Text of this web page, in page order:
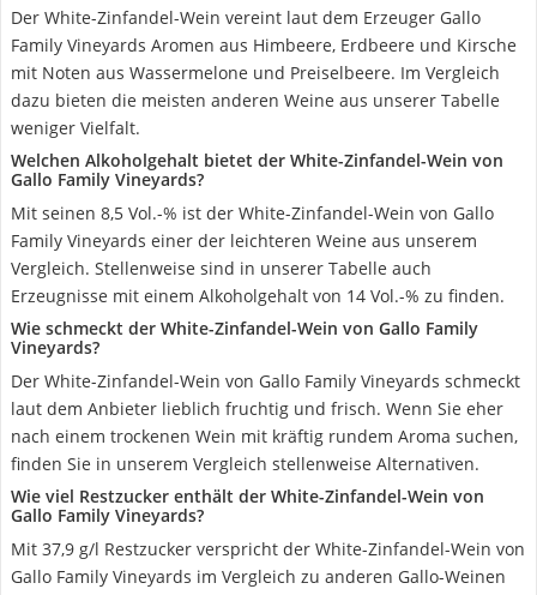
Der White-Zinfandel-Wein vereint laut dem Erzeuger Gallo
Family Vineyards Aromen aus Himbeere, Erdbeere und Kirsche
mit Noten aus Wassermelone und Preiselbeere. Im Vergleich
dazu bieten die meisten anderen Weine aus unserer Tabelle
weniger Vielfalt.
Welchen Alkoholgehalt bietet der White-Zinfandel-Wein von
Gallo Family Vineyards?
Mit seinen 8,5 Vol.-% ist der White-Zinfandel-Wein von Gallo
Family Vineyards einer der leichteren Weine aus unserem
Vergleich. Stellenweise sind in unserer Tabelle auch
Erzeugnisse mit einem Alkoholgehalt von 14 Vol.-% zu finden.
Wie schmeckt der White-Zinfandel-Wein von Gallo Family
Vineyards?
Der White-Zinfandel-Wein von Gallo Family Vineyards schmeckt
laut dem Anbieter lieblich fruchtig und frisch. Wenn Sie eher
nach einem trockenen Wein mit kräftig rundem Aroma suchen,
finden Sie in unserem Vergleich stellenweise Alternativen.
Wie viel Restzucker enthält der White-Zinfandel-Wein von
Gallo Family Vineyards?
Mit 37,9 g/l Restzucker verspricht der White-Zinfandel-Wein von
Gallo Family Vineyards im Vergleich zu anderen Gallo-Weinen